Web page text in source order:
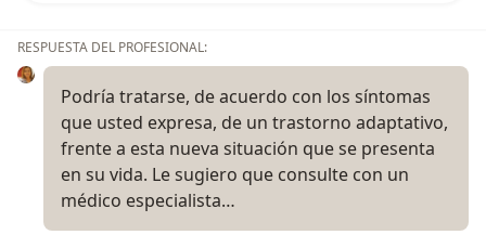
RESPUESTA DEL PROFESIONAL:
Podría tratarse, de acuerdo con los síntomas
que usted expresa, de un trastorno adaptativo,
frente a esta nueva situación que se presenta
en su vida. Le sugiero que consulte con un
médico especialista…